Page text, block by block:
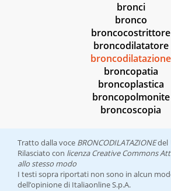
bronci
bronco
broncocostrittore
broncodilatatore
broncodilatazione
broncopatia
broncoplastica
broncopolmonite
broncoscopia
Tratto dalla voce BRONCODILATAZIONEdel
Rilasciato con licenza Creative Commons
allo stesso modo
I testi sopra riportati non sono in alcun
dell’opinione di Italiaonline S.p.A.